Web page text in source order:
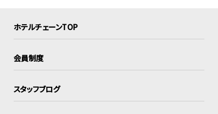
ホテルチェーンTOP
会員制度
スタッフブログ